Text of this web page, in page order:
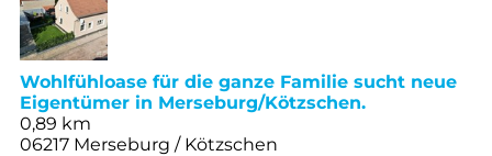
Wohlfühloase für die ganze Familie sucht neue
Eigentümer in Merseburg/Kötzschen.
0,89 km
06217 Merseburg / Kötzschen